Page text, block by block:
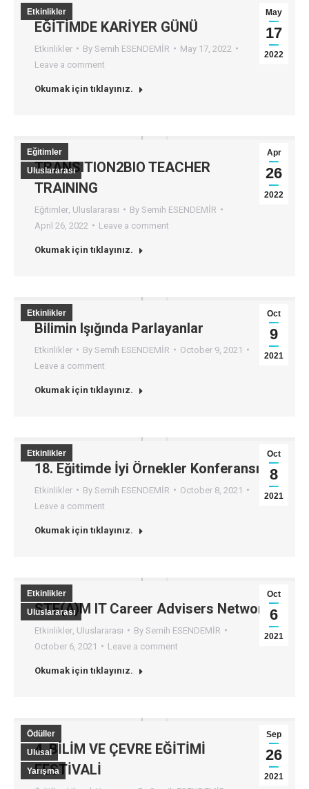
May
17
2022
Etkinlikler
EĞİTİMDE KARİYER GÜNÜ
Etkinlikler By Semih ESENDEMİR
May 17, 2022
Leave a comment
Okumak için tıklayınız.
Apr
26
2022
Eğitimler
Uluslararası
TRANSITION2BIO TEACHER
TRAINING
Eğitimler Uluslararası By Semih ESENDEMİR
April 26, 2022
Leave a comment
Okumak için tıklayınız.
Oct
9
2021
Etkinlikler
Bilimin Işığında Parlayanlar
Etkinlikler By Semih ESENDEMİR
October 9, 2021
Leave a comment
Okumak için tıklayınız.
Oct
8
2021
Etkinlikler
18. Eğitimde İyi Örnekler Konferansı
Etkinlikler By Semih ESENDEMİR
October 8, 2021
Leave a comment
Okumak için tıklayınız.
Oct
6
2021
Etkinlikler
Uluslararası
STE(A)M IT Career Advisers Network
Etkinlikler Uluslararası By Semih ESENDEMİR
October 6, 2021
Leave a comment
Okumak için tıklayınız.
Sep
26
2021
Ödüller
Ulusal
Yarışma
4. BİLİM VE ÇEVRE EĞİTİMİ
FESTİVALİ